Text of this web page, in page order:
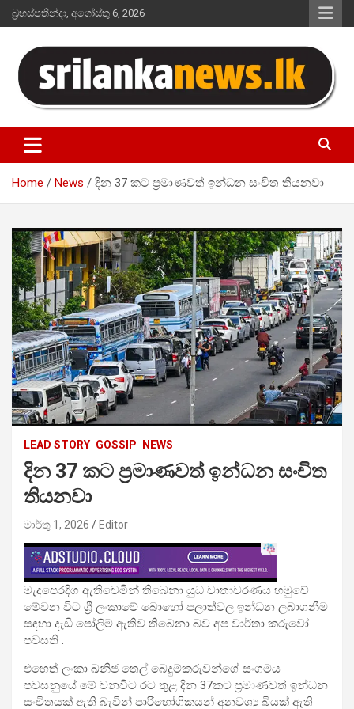
Skip
to
බ්‍රහස්පතින්දා, අගෝස්තු 6, 2026
Sri Lanka News
Home News දින 37 කට ප්‍රමාණවත් ඉන්ධන සංචිත තියනවා
LEAD STORY GOSSIP NEWS
දින 37 කට ප්‍රමාණවත් ඉන්ධන සංචිත
තියනවා
මාර්තු 1, 2026 Editor
මැදපෙරදිග ඇතිවෙමින් තිබෙනා යුධ වාතාවරණය හමුවේ
මේවන විට ශ්‍රී ලංකාවේ බොහෝ පලාත්වල ඉන්ධන ලබාගනීම
සඳහා දැඩි පෝලිම් ඇතිව තිබෙනා බව අප වාර්තා කරුවෝ
පවසති .
එහෙත් ලංකා ඛනිජ තෙල් බෙදුම්කරුවන්ගේ සංගමය
පවසනුයේ මේ වනවිට රට තුළ දින 37කට ප්‍රමාණවත් ඉන්ධන
සංචිතයක් ඇති බැවින් පාරිභෝගිකයන් අනවශ්‍ය බියක් ඇති